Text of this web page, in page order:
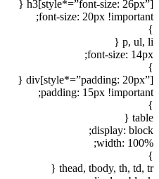
h3[style*=”font-size: 26px”] {
font-size: 20px !important;
}
p, ul, li {
font-size: 14px;
}
div[style*=”padding: 20px”] {
padding: 15px !important;
}
table {
display: block;
width: 100%;
}
thead, tbody, th, td, tr {